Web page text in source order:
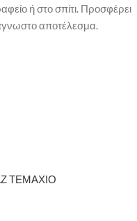
ή στο σπίτι. Προσφέρει
αποτέλεσμα.